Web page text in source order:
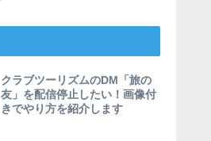
クラブツーリズムのDM「旅の
友」を配信停止したい！画像付
きでやり方を紹介します